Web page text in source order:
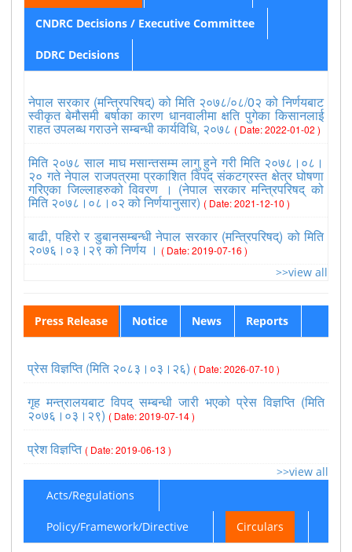
CNDRC Decisions / Executive Committee
DDRC Decisions
नेपाल सरकार (मन्त्रिपरिषद्) को मिति २०७८/०८/0२ को निर्णयबाट
स्वीकृत बेमौसमी बर्षाका कारण धानवालीमा क्षति पुगेका किसानलाई
राहत उपलब्ध गराउने सम्बन्धी कार्यविधि, २०७८ ( Date: 2022-01-02 )
मिति २०७८ साल माघ मसान्तसम्म लागु हुने गरी मिति २०७८।०८।
२० गते नेपाल राजपत्रमा प्रकाशित विपद् संकटग्रस्त क्षेत्र घोषणा
गरिएका जिल्लाहरुको विवरण । (नेपाल सरकार मन्त्रिपरिषद् को
मिति २०७८।०८।०२ को निर्णयानुसार) ( Date: 2021-12-10 )
बाढी, पहिरो र डुबानसम्बन्धी नेपाल सरकार (मन्त्रिपरिषद्) को मिति
२०७६।०३।२९ को निर्णय । ( Date: 2019-07-16 )
>>view all
Press Release Notice News Reports
प्रेस विज्ञप्ति (मिति २०८३।०३।२६) ( Date: 2026-07-10 )
गृह मन्त्रालयबाट विपद् सम्बन्धी जारी भएको प्रेस विज्ञप्ति (मिति
२०७६।०३।२९) ( Date: 2019-07-14 )
प्रेश विज्ञप्ति ( Date: 2019-06-13 )
>>view all
Acts/Regulations
Policy/Framework/Directive Circulars